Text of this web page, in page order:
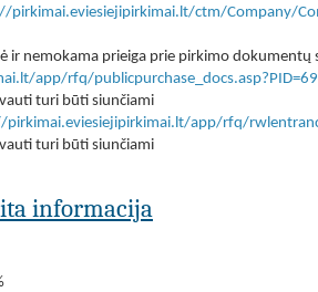
pirkimai.eviesiejipirkimai.lt/ctm/Company/
ir nemokama prieiga prie pirkimo dokumentų
app/rfq/
turi būti siunčiami
app/rfq/
turi būti siunčiami
informacija